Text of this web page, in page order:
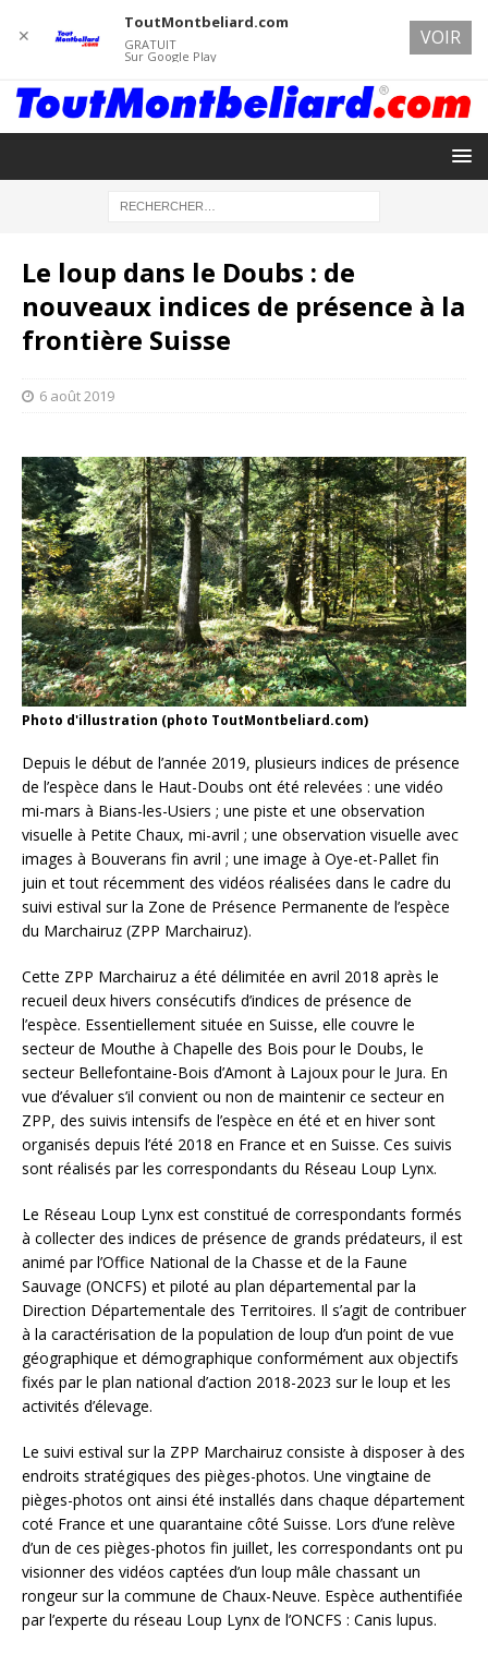
Le loup dans le Doubs : de
nouveaux indices de présence à la
frontière Suisse
6 août 2019
Photo d'illustration (photo ToutMontbeliard.com)
Depuis le début de l’année 2019, plusieurs indices de présence
de l’espèce dans le Haut-Doubs ont été relevées : une vidéo
mi-mars à Bians-les-Usiers ; une piste et une observation
visuelle à Petite Chaux, mi-avril ; une observation visuelle avec
images à Bouverans fin avril ; une image à Oye-et-Pallet fin
juin et tout récemment des vidéos réalisées dans le cadre du
suivi estival sur la Zone de Présence Permanente de l’espèce
du Marchairuz (ZPP Marchairuz).
Cette ZPP Marchairuz a été délimitée en avril 2018 après le
recueil deux hivers consécutifs d’indices de présence de
l’espèce. Essentiellement située en Suisse, elle couvre le
secteur de Mouthe à Chapelle des Bois pour le Doubs, le
secteur Bellefontaine-Bois d’Amont à Lajoux pour le Jura. En
vue d’évaluer s’il convient ou non de maintenir ce secteur en
ZPP, des suivis intensifs de l’espèce en été et en hiver sont
organisés depuis l’été 2018 en France et en Suisse. Ces suivis
sont réalisés par les correspondants du Réseau Loup Lynx.
Le Réseau Loup Lynx est constitué de correspondants formés
à collecter des indices de présence de grands prédateurs, il est
animé par l’Office National de la Chasse et de la Faune
Sauvage (ONCFS) et piloté au plan départemental par la
Direction Départementale des Territoires. Il s’agit de contribuer
à la caractérisation de la population de loup d’un point de vue
géographique et démographique conformément aux objectifs
fixés par le plan national d’action 2018-2023 sur le loup et les
activités d’élevage.
Le suivi estival sur la ZPP Marchairuz consiste à disposer à des
endroits stratégiques des pièges-photos. Une vingtaine de
pièges-photos ont ainsi été installés dans chaque département
coté France et une quarantaine côté Suisse. Lors d’une relève
d’un de ces pièges-photos fin juillet, les correspondants ont pu
visionner des vidéos captées d’un loup mâle chassant un
rongeur sur la commune de Chaux-Neuve. Espèce authentifiée
par l’experte du réseau Loup Lynx de l’ONCFS : Canis lupus.
✕
ToutMontbeliard.com
GRATUIT
Sur Google Play
VOIR